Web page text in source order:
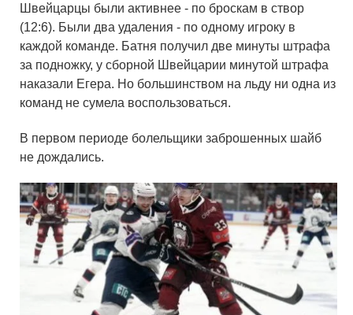
Швейцарцы были активнее - по броскам в створ
(12:6). Были два удаления - по одному игроку в
каждой команде. Батня получил две минуты штрафа
за подножку, у сборной Швейцарии минутой штрафа
наказали Егера. Но большинством на льду ни одна из
команд не сумела воспользоваться.
В первом периоде болельщики заброшенных шайб
не дождались.